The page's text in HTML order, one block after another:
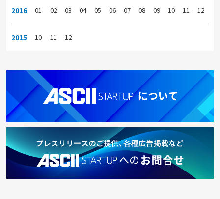
2016 01 02 03 04 05 06 07 08 09 10 11 12
2015 10 11 12